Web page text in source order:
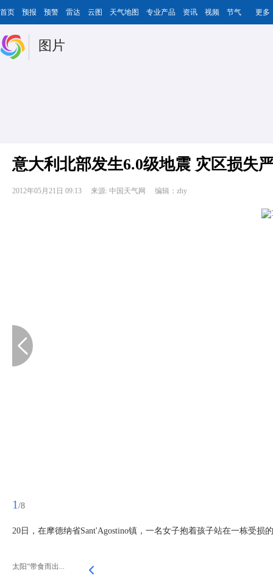
首页 预报 预警 雷达 云图 天气地图 专业产品 资讯 视频 节气 更多
图片
意大利北部发生6.0级地震 灾区损失
2012年05月21日 09:13 来源: 中国天气网 编辑：zhy
1 /8
20日，在摩德纳省Sant'Agostino镇，一名女子抱着孩子站在一栋受损
太阳“带食而出...